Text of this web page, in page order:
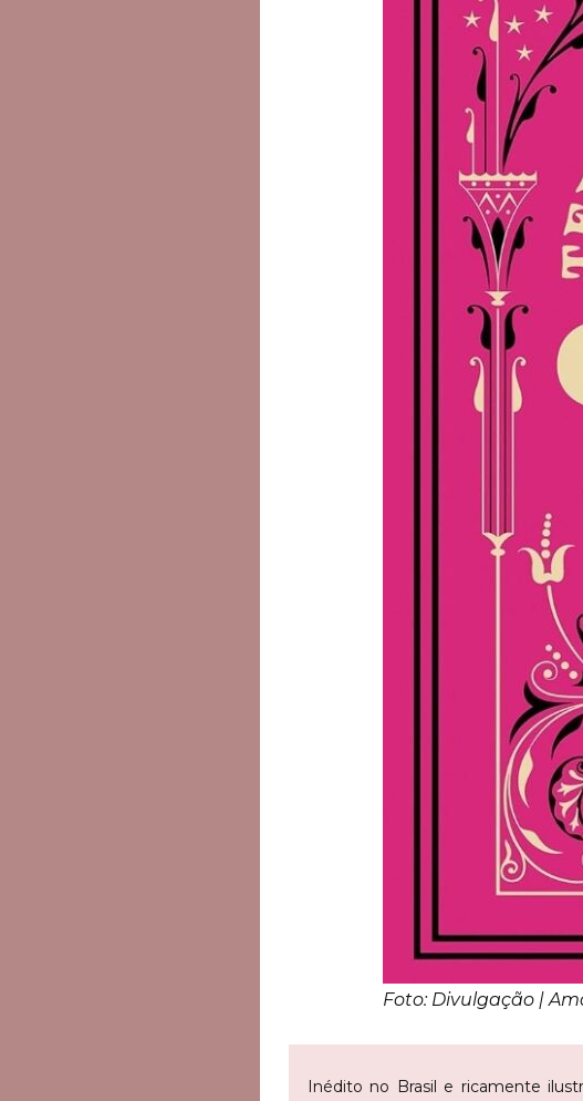
Foto: Divulgação |
Inédito no Brasil e ricamente